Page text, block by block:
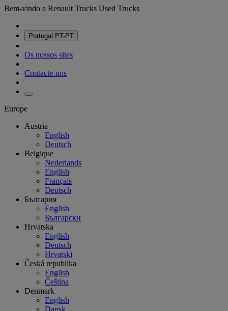
Bem-vindo a Renault Trucks Used Trucks
Portugal PT-PT
Os nossos sites
Contacte-nos
Europe
Austria
English
Deutsch
Belgique
Nederlands
English
Français
Deutsch
България
English
Български
Hrvatska
English
Deutsch
Hrvatski
Česká republika
English
Čeština
Denmark
English
Dansk